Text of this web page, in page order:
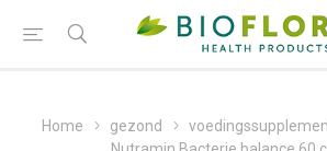
Home gezond